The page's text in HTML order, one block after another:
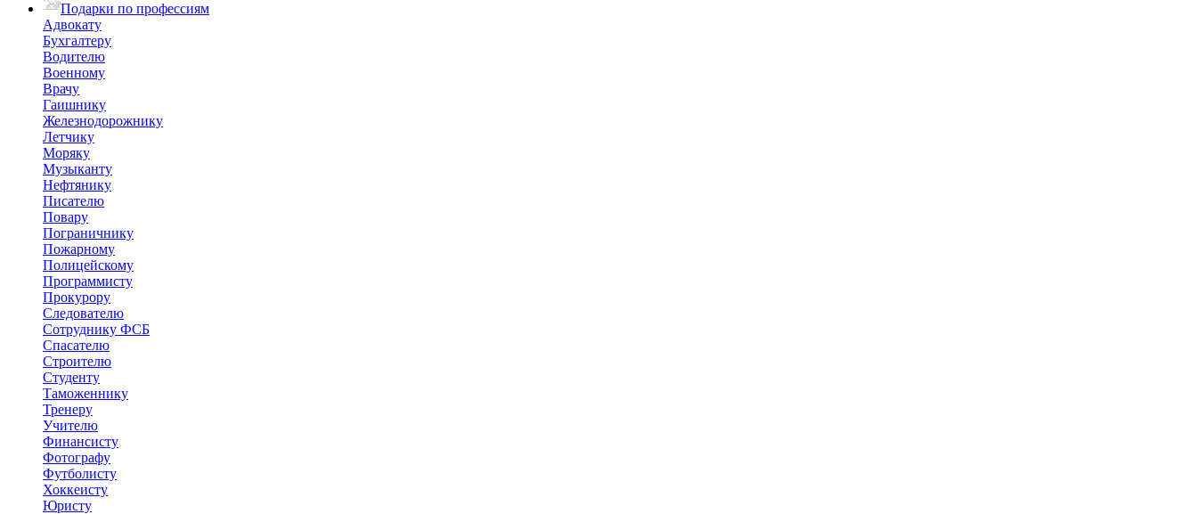
Подарки по профессиям
Адвокату
Бухгалтеру
Водителю
Военному
Врачу
Гаишнику
Железнодорожнику
Летчику
Моряку
Музыканту
Нефтянику
Писателю
Повару
Пограничнику
Пожарному
Полицейскому
Программисту
Прокурору
Следователю
Сотруднику ФСБ
Спасателю
Строителю
Студенту
Таможеннику
Тренеру
Учителю
Финансисту
Фотографу
Футболисту
Хоккеисту
Юристу